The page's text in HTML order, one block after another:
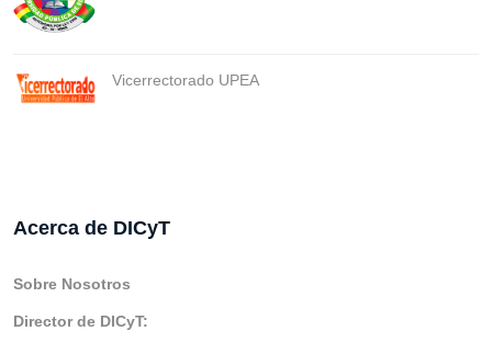
Vicerrectorado UPEA
Acerca de DICyT
Sobre Nosotros
Director de DICyT: